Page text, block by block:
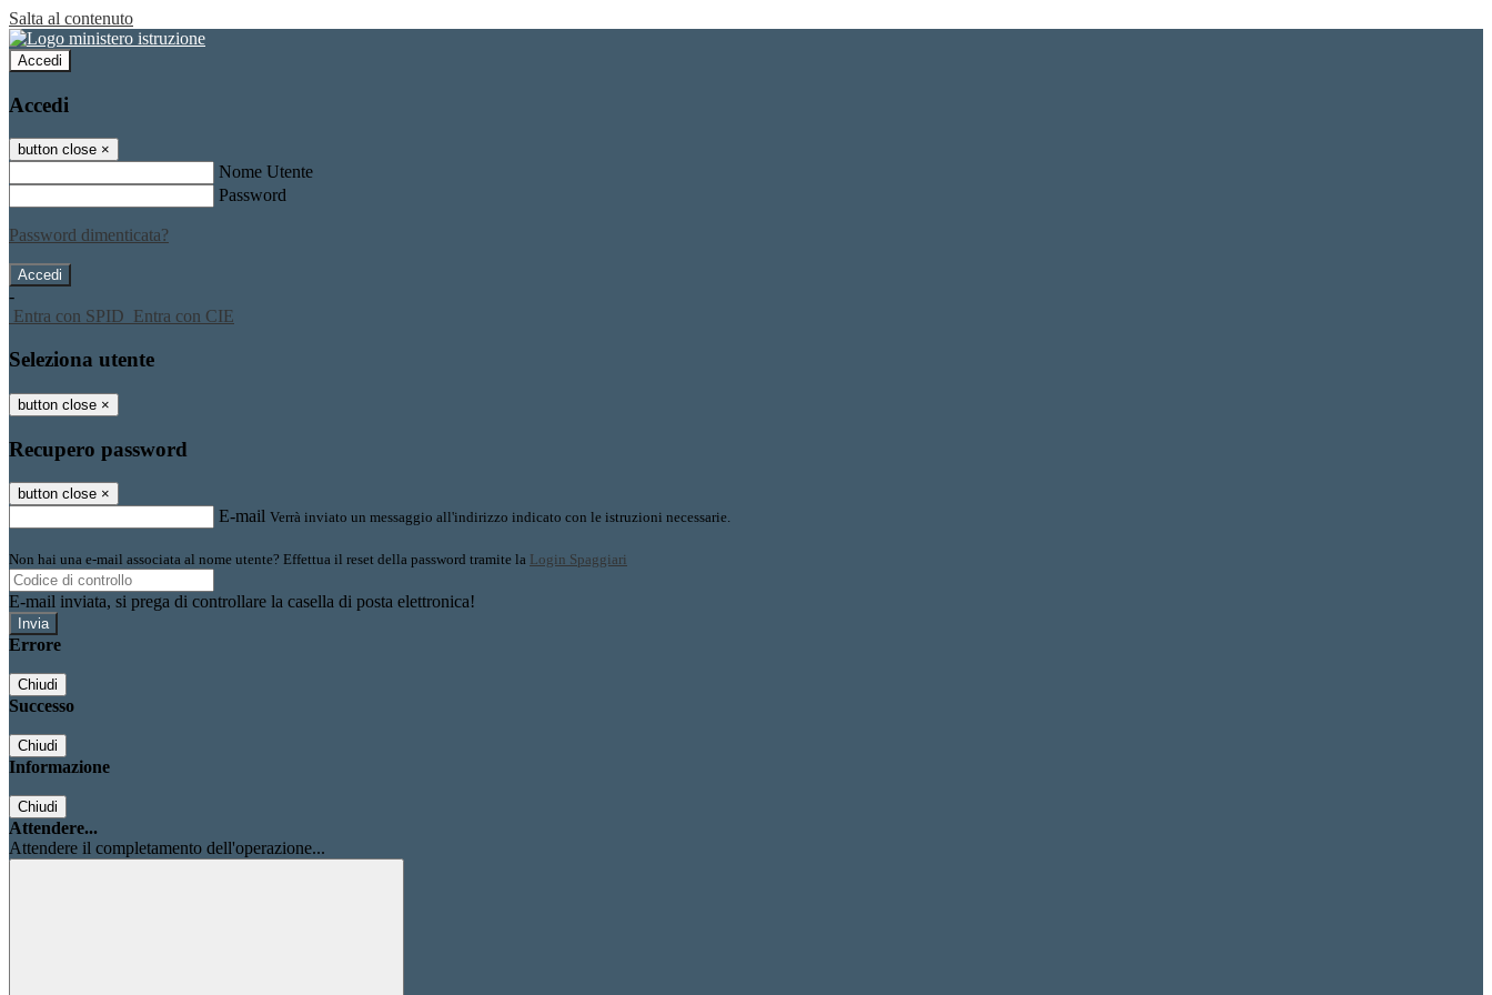
Salta al contenuto
Accedi
Accedi
button close ×
Nome Utente
Password
Password dimenticata?
-
Entra con SPID Entra con CIE
Seleziona utente
button close ×
Recupero password
button close ×
E-mail Verrà inviato un messaggio all'indirizzo indicato con le istruzioni necessarie.
Non hai una e-mail associata al nome utente? Effettua il reset della password tramite la Login Spaggiari
E-mail inviata, si prega di controllare la casella di posta elettronica!
Errore
Chiudi
Successo
Chiudi
Informazione
Chiudi
Attendere...
Attendere il completamento dell'operazione...